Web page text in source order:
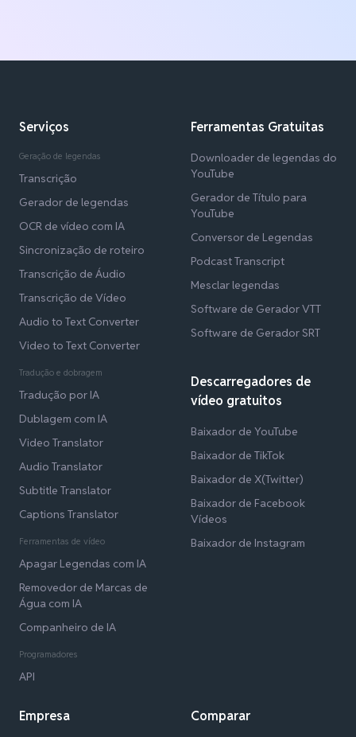
Serviços
Geração de legendas
Transcrição
Gerador de legendas
OCR de vídeo com IA
Sincronização de roteiro
Transcrição de Áudio
Transcrição de Vídeo
Audio to Text Converter
Video to Text Converter
Tradução e dobragem
Tradução por IA
Dublagem com IA
Video Translator
Audio Translator
Subtitle Translator
Captions Translator
Ferramentas de vídeo
Apagar Legendas com IA
Removedor de Marcas de
Água com IA
Companheiro de IA
Programadores
API
Ferramentas Gratuitas
Downloader de legendas do
YouTube
Gerador de Título para
YouTube
Conversor de Legendas
Podcast Transcript
Mesclar legendas
Software de Gerador VTT
Software de Gerador SRT
Descarregadores de
vídeo gratuitos
Baixador de YouTube
Baixador de TikTok
Baixador de X(Twitter)
Baixador de Facebook
Vídeos
Baixador de Instagram
Empresa Comparar